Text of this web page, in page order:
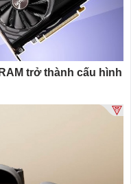
trở thành cấu hình